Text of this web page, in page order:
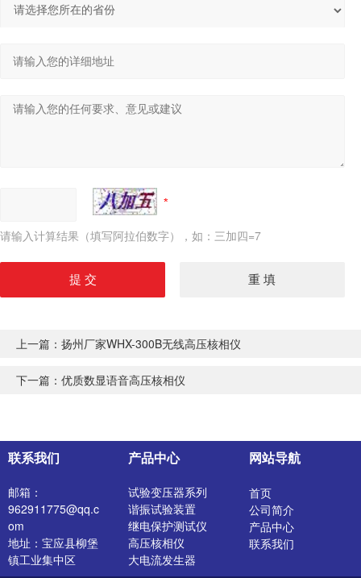
请输入计算结果（填写阿拉伯数字），如：三加四=7
上一篇： 扬州厂家WHX-300B无线高压核相仪
下一篇： 优质数显语音高压核相仪
联系我们
邮箱：
962911775@qq.c
om
地址：宝应县柳堡
镇工业集中区
产品中心
试验变压器系列
谐振试验装置
继电保护测试仪
高压核相仪
大电流发生器
网站导航
首页
公司简介
产品中心
联系我们